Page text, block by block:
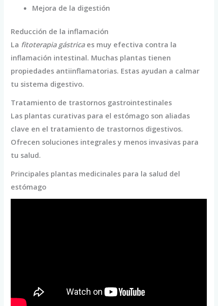
Mejora de la digestión
Reducción de la inflamación
La fitoterapia gástricaes muy efectiva contra la
inflamación intestinal. Muchas plantas tienen
propiedades antiinflamatorias. Estas ayudan a calmar
tu sistema digestivo.
Tratamiento de trastornos gastrointestinales
Las plantas curativas para el estómago son aliadas
clave en el tratamiento de trastornos digestivos.
Ofrecen soluciones integrales y menos invasivas para
tu salud.
Principales plantas medicinales para la salud del
estómago